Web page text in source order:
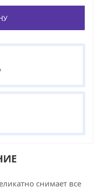
снимает все